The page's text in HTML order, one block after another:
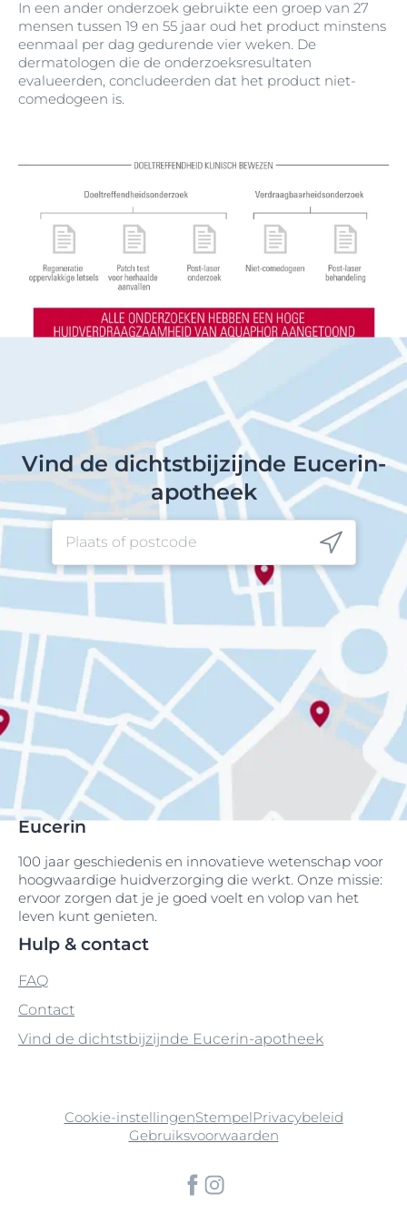
In een ander onderzoek gebruikte een groep van 27
mensen tussen 19 en 55 jaar oud het product minstens
eenmaal per dag gedurende vier weken. De
dermatologen die de onderzoeksresultaten
evalueerden, concludeerden dat het product niet-
comedogeen is.
Vind de dichtstbijzijnde Eucerin-
apotheek
Eucerin
100 jaar geschiedenis en innovatieve wetenschap voor
hoogwaardige huidverzorging die werkt. Onze missie:
ervoor zorgen dat je je goed voelt en volop van het
leven kunt genieten.
Hulp & contact
FAQ
Contact
Vind de dichtstbijzijnde Eucerin-apotheek
Cookie-instellingenStempelPrivacybeleid
Gebruiksvoorwaarden